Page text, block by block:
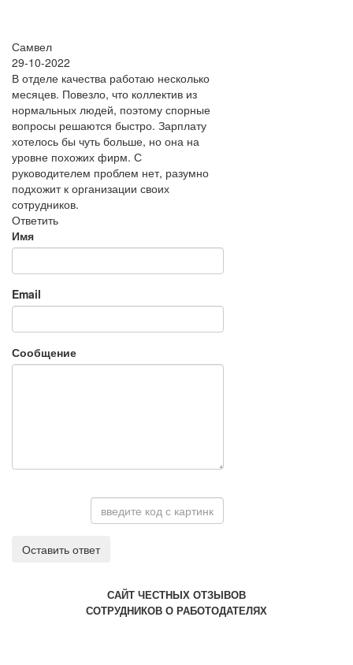
Самвел
29-10-2022
В отделе качества работаю несколько
месяцев. Повезло, что коллектив из
нормальных людей, поэтому спорные
вопросы решаются быстро. Зарплату
хотелось бы чуть больше, но она на
уровне похожих фирм. С
руководителем проблем нет, разумно
подхожит к организации своих
сотрудников.
Ответить
Имя
Email
Сообщение
Оставить ответ
САЙТ ЧЕСТНЫХ ОТЗЫВОВ
СОТРУДНИКОВ О РАБОТОДАТЕЛЯХ